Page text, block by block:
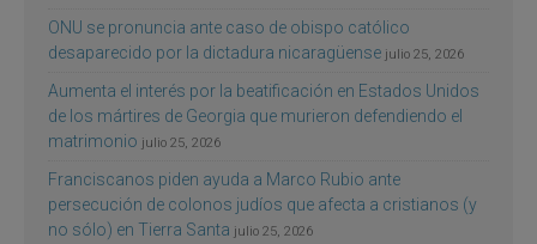
ONU se pronuncia ante caso de obispo católico
desaparecido por la dictadura nicaragüense julio 25, 2026
Aumenta el interés por la beatificación en Estados Unidos
de los mártires de Georgia que murieron defendiendo el
matrimonio julio 25, 2026
Franciscanos piden ayuda a Marco Rubio ante
persecución de colonos judíos que afecta a cristianos (y
no sólo) en Tierra Santa julio 25, 2026